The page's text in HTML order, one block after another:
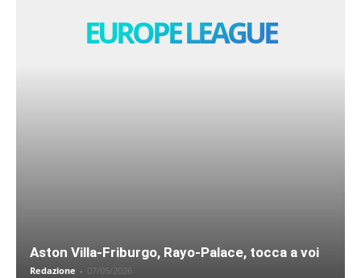
EUROPE LEAGUE
Aston Villa-Friburgo, Rayo-Palace, tocca a voi
Redazione - 07/05/2026